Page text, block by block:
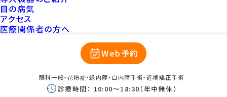
眼科一般・花粉症・緑内障・白内障手術・近視矯正手術
診療時間： 10:00〜18:30（年中無休）
目の病気
アクセス
医療関係者の方へ
Web予約